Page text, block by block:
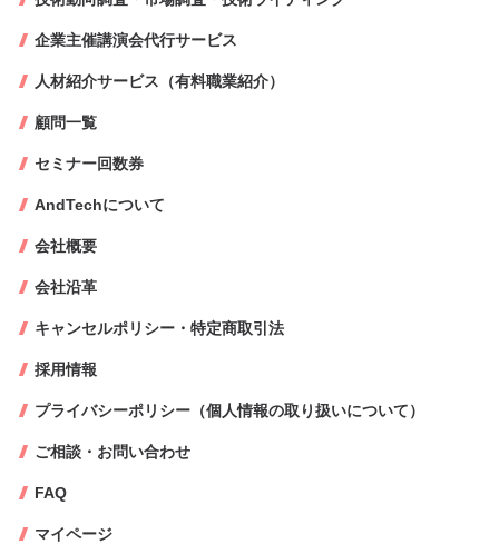
企業主催講演会代行サービス
人材紹介サービス（有料職業紹介）
顧問一覧
セミナー回数券
AndTechについて
会社概要
会社沿革
キャンセルポリシー・特定商取引法
採用情報
プライバシーポリシー（個人情報の取り扱いについて）
ご相談・お問い合わせ
FAQ
マイページ